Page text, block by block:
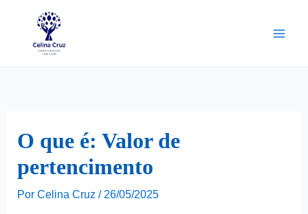
O que é: Valor de
pertencimento
Por Celina Cruz / 26/05/2025